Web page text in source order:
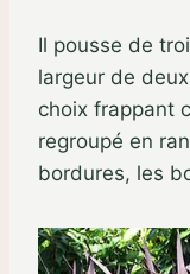
Il pousse de
largeur de
choix frappant
regroupé en
bordures, les